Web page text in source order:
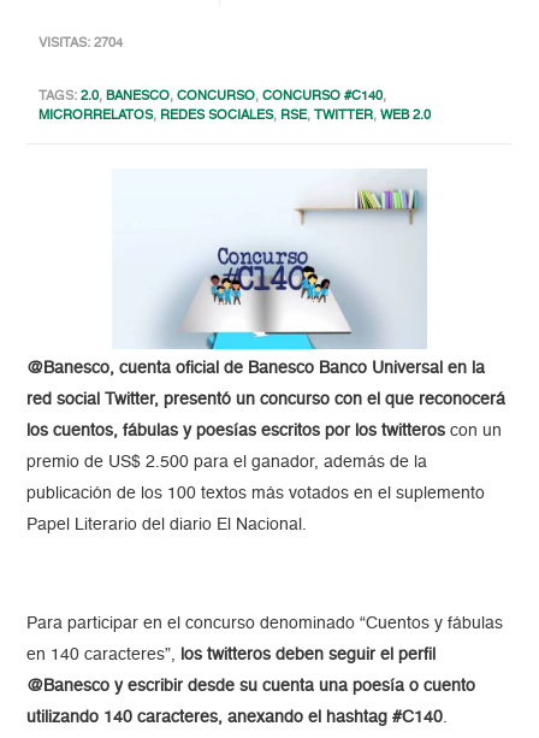
VISITAS: 2704
TAGS:2.0,BANESCO,CONCURSO,CONCURSO #C140,
MICRORRELATOS, REDES SOCIALES, RSE, TWITTER,WEB 2.0
@Banesco, cuenta oficial de Banesco Banco Universal en la
red social Twitter, presentó un concurso con el que reconocerá
los cuentos, fábulas y poesías escritos por los twitteros con un
premio de US$ 2.500 para el ganador, además de la
publicación de los 100 textos más votados en el suplemento
Papel Literario del diario El Nacional.
Para participar en el concurso denominado “Cuentos y fábulas
en 140 caracteres”,
los twitteros deben seguir el perfil
@Banesco y escribir desde su cuenta una poesía o cuento
utilizando 140 caracteres, anexando el hashtag #C140